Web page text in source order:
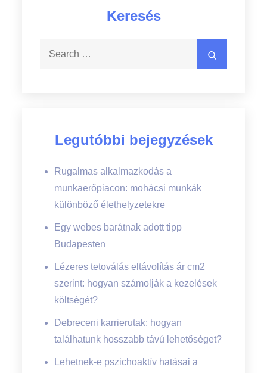
Keresés
Legutóbbi bejegyzések
Rugalmas alkalmazkodás a
munkaerőpiacon: mohácsi munkák
különböző élethelyzetekre
Egy webes barátnak adott tipp
Budapesten
Lézeres tetoválás eltávolítás ár cm2
szerint: hogyan számolják a kezelések
költségét?
Debreceni karrierutak: hogyan
találhatunk hosszabb távú lehetőséget?
Lehetnek-e pszichoaktív hatásai a